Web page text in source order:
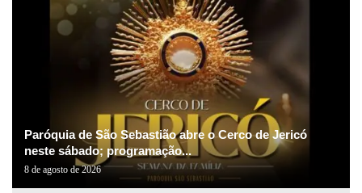
Paróquia de São Sebastião abre o Cerco de Jericó
neste sábado; programação...
8 de agosto de 2026